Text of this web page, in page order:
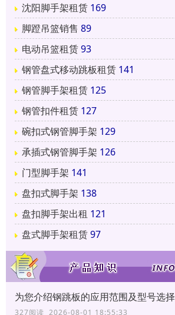
沈阳脚手架租赁 169
脚蹬吊篮销售 89
电动吊篮租赁93
钢管盘式移动跳板租赁 141
钢管脚手架租赁 125
钢管扣件租赁 127
碗扣式钢管脚手架 129
承插式钢管脚手架 126
门型脚手架 141
盘扣式脚手架 138
盘扣脚手架出租 121
盘式脚手架租赁97
为您介绍钢跳板的应用范围及型号选择
327阅读 2026-08-01 18:55:33